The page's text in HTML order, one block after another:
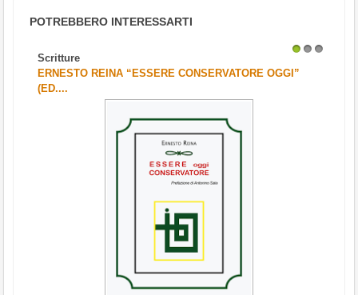
POTREBBERO INTERESSARTI
Scritture
ERNESTO REINA “ESSERE CONSERVATORE OGGI”
(ED....